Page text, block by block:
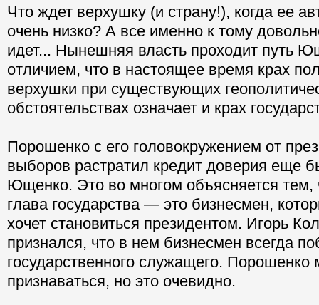
Что ждет верхушку (и страну!), когда ее
очень низко? А все именно к тому
идет... Нынешняя власть проходит путь
отличием, что в настоящее время крах
верхушки при существующих
обстоятельствах означает и крах
Порошенко с его головокружением от
выборов растратил кредит доверия еще
Ющенко. Это во многом объясняется
глава государства — это бизнесмен,
хочет становиться президентом. Игорь
признался, что в нем бизнесмен всегда
государственного служащего. Порошенко
признаваться, но это очевидно.